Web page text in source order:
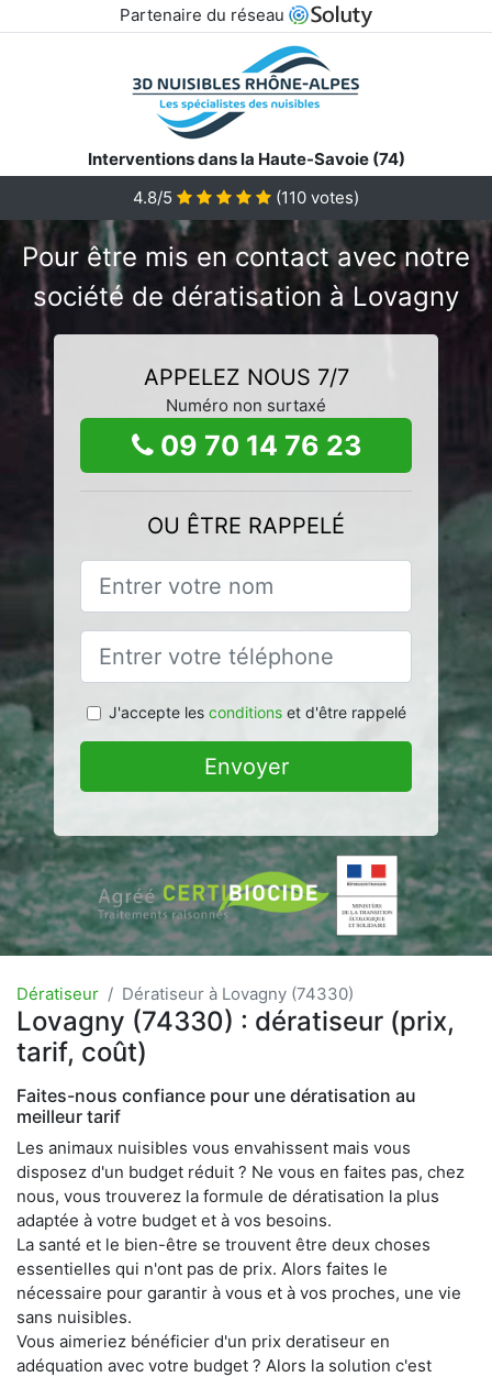
Partenaire du réseau
Interventions dans la Haute-Savoie (74)
4.8/5
(110 votes)
Pour être mis en contact avec notre
société de dératisation à Lovagny
APPELEZ NOUS 7/7
Numéro non surtaxé
09 70 14 76 23
OU ÊTRE RAPPELÉ
J'accepte les conditionset d'être rappelé
Envoyer
Dératiseur Dératiseur à Lovagny (74330)
Lovagny (74330) : dératiseur (prix,
tarif, coût)
Faites-nous confiance pour une dératisation au
meilleur tarif
Les animaux nuisibles vous envahissent mais vous
disposez d'un budget réduit ? Ne vous en faites pas, chez
nous, vous trouverez la formule de dératisation la plus
adaptée à votre budget et à vos besoins.
La santé et le bien-être se trouvent être deux choses
essentielles qui n'ont pas de prix. Alors faites le
nécessaire pour garantir à vous et à vos proches, une vie
sans nuisibles.
Vous aimeriez bénéficier d'un prix deratiseur en
adéquation avec votre budget ? Alors la solution c'est